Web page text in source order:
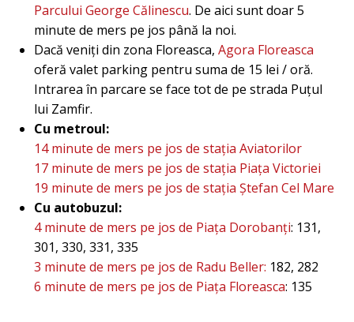
Parcului George Călinescu. De aici sunt doar 5
minute de mers pe jos până la noi.
Dacă veniți din zona Floreasca, Agora Floreasca
oferă valet parking pentru suma de 15 lei / oră.
Intrarea în parcare se face tot de pe strada Puțul
lui Zamfir.
Cu metroul:
14 minute de mers pe jos de stația Aviatorilor
17 minute de mers pe jos de stația Piața Victoriei
19 minute de mers pe jos de stația Ștefan Cel Mare
Cu autobuzul:
4 minute de mers pe jos de Piața Dorobanți: 131,
301, 330, 331, 335
3 minute de mers pe jos de Radu Beller: 182, 282
6 minute de mers pe jos de Piața Floreasca: 135